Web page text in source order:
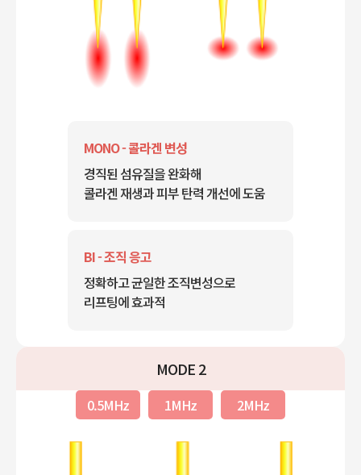
MONO - 콜라겐 변성
경직된 섬유질을 완화해
콜라겐 재생과 피부 탄력 개선에 도움
BI - 조직 응고
정확하고 균일한 조직변성으로
리프팅에 효과적
MODE 2
0.5MHz 1MHz 2MHz